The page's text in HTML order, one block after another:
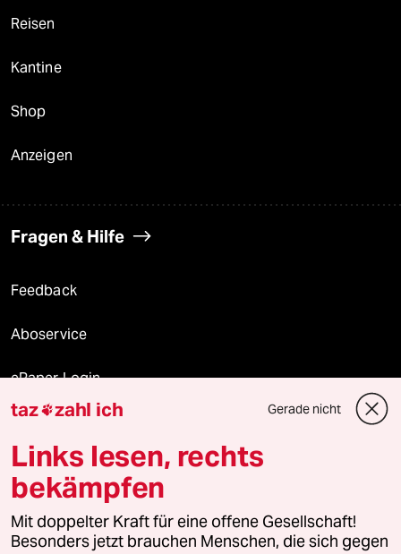
Reisen
Kantine
Shop
Anzeigen
Fragen & Hilfe
Feedback
Aboservice
ePaper Login
Downloads für Abonnierende
© 2026 taz Verlags und Vertriebs GmbH
Alle Rechte vorbehalten. Bei rechtlichen Fragen oder für Genehmigungen
wenden Sie sich bitte an
lizenzen@taz.de
taz zahl ich Gerade nicht
Links lesen, rechts
bekämpfen
Mit doppelter Kraft für eine offene Gesellschaft!
Besonders jetzt brauchen Menschen, die sich gegen